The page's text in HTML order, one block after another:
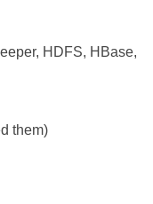
HDFS, HBase,
them)